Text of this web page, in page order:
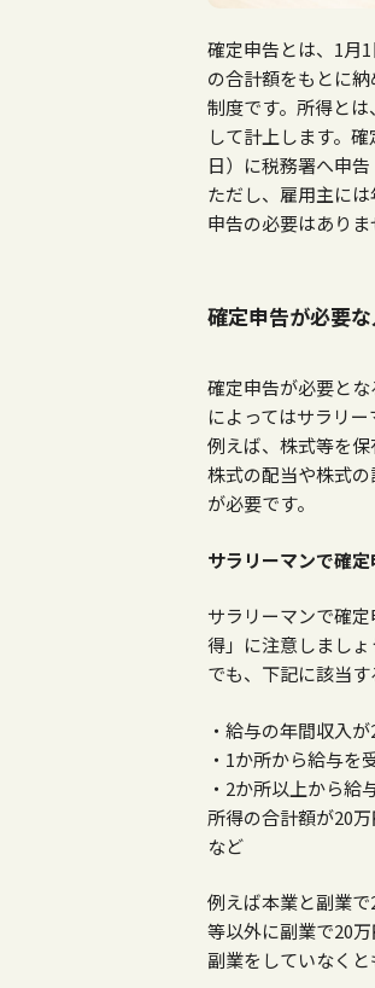
確定申告とは、 1月1
の合計額をもとに
制度です。所得と
して計上します。
日）に税務署へ申告
ただし、雇用主に
申告の必要はありま
確定申告が必要な
確定申告が必要と
によってはサラリ
例えば、株式等を
株式の配当や株式
が必要です。
サラリーマンで確
サラリーマンで確
得」に注意しまし
でも、下記に該当す
・給与の年間収入が
・ 1か所から給与を
・ 2か所以上から給
所得の合計額が20
など
例えば本業と副業
等以外に副業で20
副業をしていなく